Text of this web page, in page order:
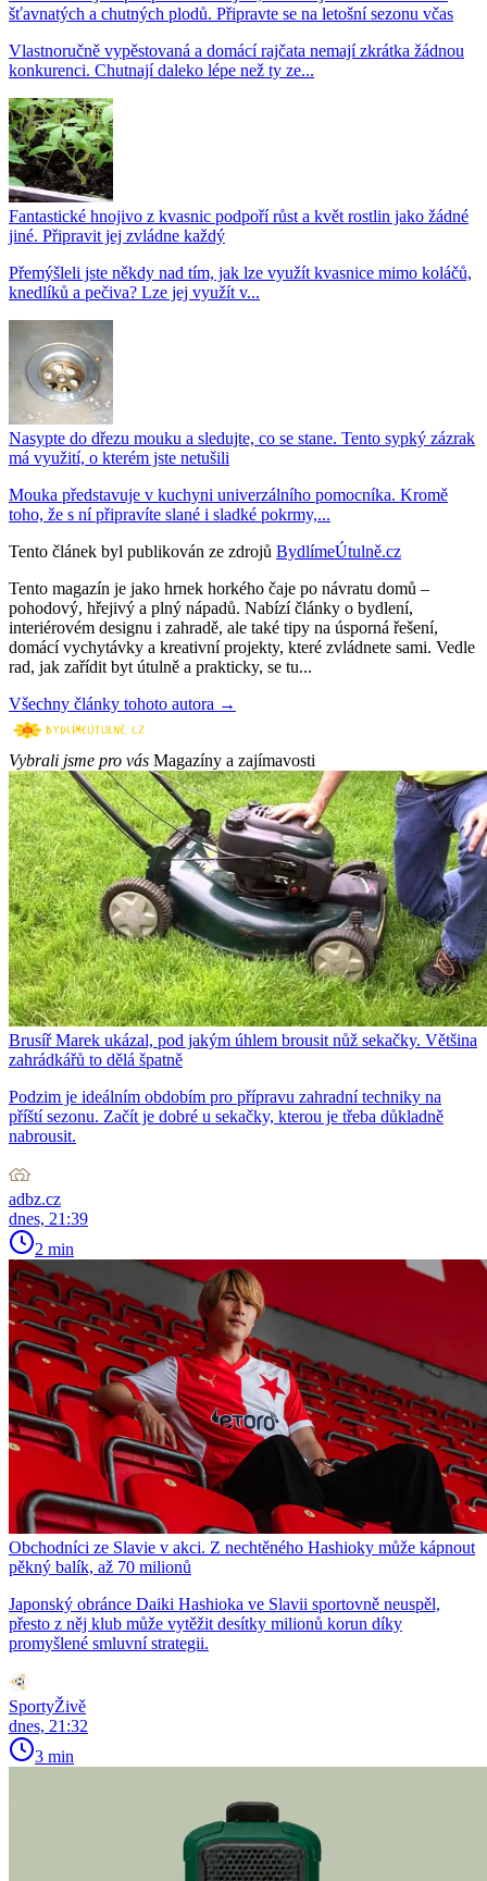
šťavnatých a chutných plodů. Připravte se na letošní sezonu včas
Vlastnoručně vypěstovaná a domácí rajčata nemají zkrátka žádnou
konkurenci. Chutnají daleko lépe než ty ze...
Fantastické hnojivo z kvasnic podpoří růst a květ rostlin jako žádné
jiné. Připravit jej zvládne každý
Přemýšleli jste někdy nad tím, jak lze využít kvasnice mimo koláčů,
knedlíků a pečiva? Lze jej využít v...
Nasypte do dřezu mouku a sledujte, co se stane. Tento sypký zázrak
má využití, o kterém jste netušili
Mouka představuje v kuchyni univerzálního pomocníka. Kromě
toho, že s ní připravíte slané i sladké pokrmy,...
Tento článek byl publikován ze zdrojů BydlímeÚtulně.cz
Tento magazín je jako hrnek horkého čaje po návratu domů –
pohodový, hřejivý a plný nápadů. Nabízí články o bydlení,
interiérovém designu i zahradě, ale také tipy na úsporná řešení,
domácí vychytávky a kreativní projekty, které zvládnete sami. Vedle
rad, jak zařídit byt útulně a prakticky, se tu...
Všechny články tohoto autora →
Vybrali jsme pro vás Magazíny a zajímavosti
Brusíř Marek ukázal, pod jakým úhlem brousit nůž sekačky. Většina
zahrádkářů to dělá špatně
Podzim je ideálním obdobím pro přípravu zahradní techniky na
příští sezonu. Začít je dobré u sekačky, kterou je třeba důkladně
nabrousit.
adbz.cz
dnes, 21:39
2 min
Obchodníci ze Slavie v akci. Z nechtěného Hashioky může kápnout
pěkný balík, až 70 milionů
Japonský obránce Daiki Hashioka ve Slavii sportovně neuspěl,
přesto z něj klub může vytěžit desítky milionů korun díky
promyšlené smluvní strategii.
SportyŽivě
dnes, 21:32
3 min